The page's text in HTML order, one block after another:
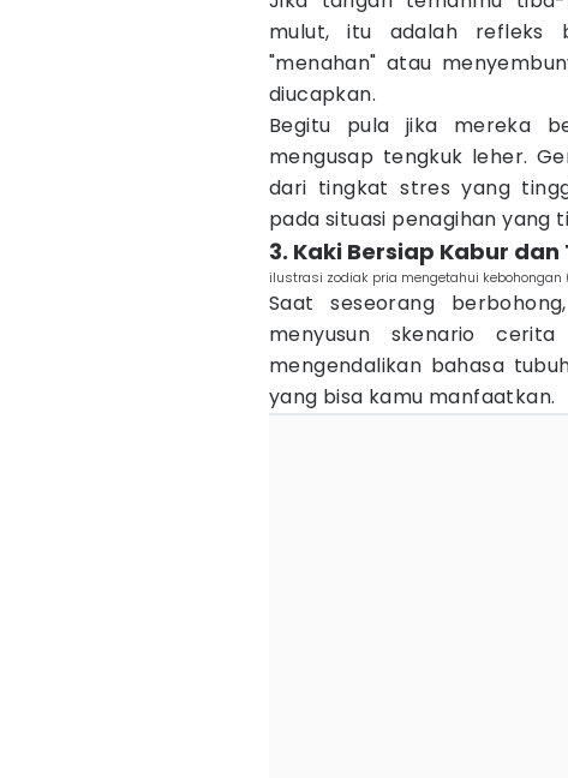
mulut, itu adalah refleks
"menahan" atau
diucapkan.
Begitu pula jika mereka
mengusap tengkuk leher.
dari tingkat stres yang
pada situasi penagihan yang
3. Kaki Bersiap Kabur
ilustrasi zodiak pria mengetahui kebohongan
Saat seseorang
menyusun skenario
mengendalikan bahasa
yang bisa kamu manfaatkan.